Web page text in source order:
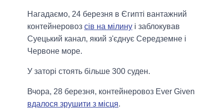
Нагадаємо, 24 березня в Єгипті вантажний
контейнеровоз сів на мілину і заблокував
Суецький канал, який з'єднує Середземне і
Червоне море.
У заторі стоять більше 300 суден.
Вчора, 28 березня, контейнеровоз Ever Given
вдалося зрушити з місця.